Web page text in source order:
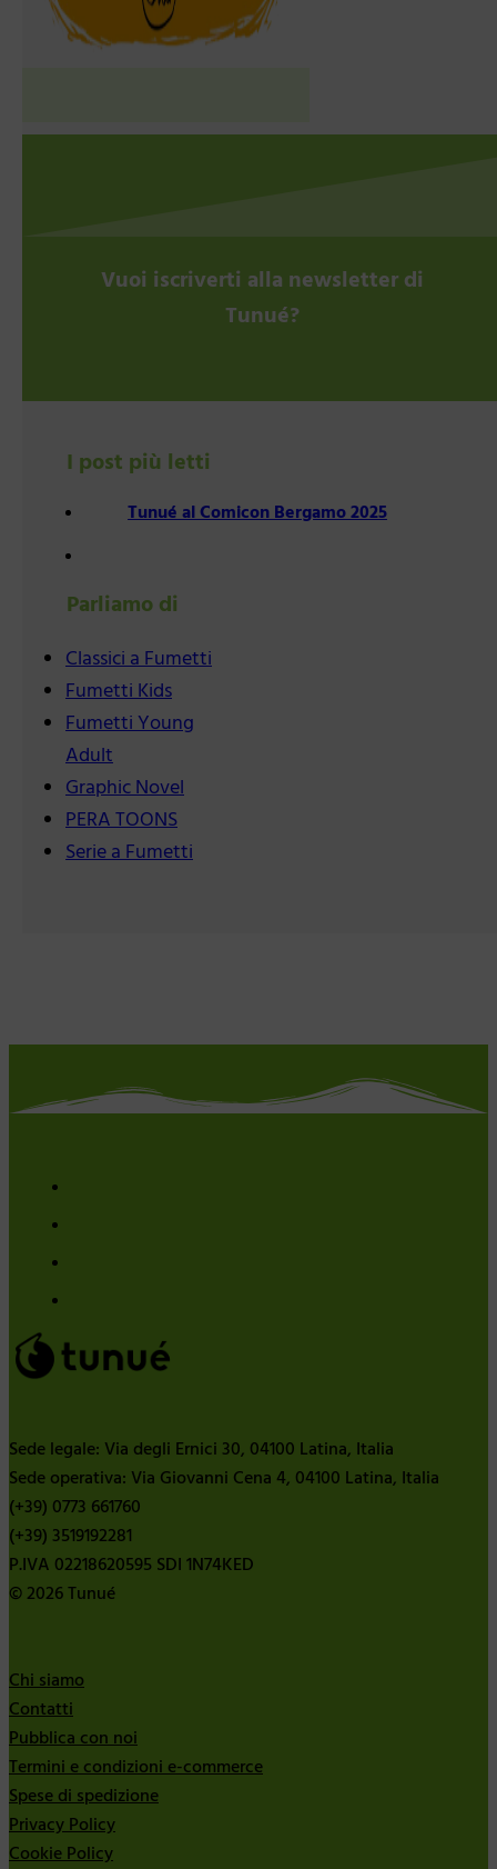
Vuoi iscriverti alla newsletter di
Tunué?
I post più letti
Tunué al Comicon Bergamo 2025
Parliamo di
Classici a Fumetti
Fumetti Kids
Fumetti Young
Adult
Graphic Novel
PERA TOONS
Serie a Fumetti
Sede legale: Via degli Ernici 30, 04100 Latina, Italia
Sede operativa: Via Giovanni Cena 4, 04100 Latina, Italia
(+39) 0773 661760
(+39) 3519192281
P.IVA 02218620595 SDI 1N74KED
© 2026 Tunué
Chi siamo
Contatti
Pubblica con noi
Termini e condizioni e-commerce
Spese di spedizione
Privacy Policy
Cookie Policy